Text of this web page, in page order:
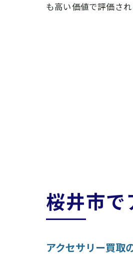
も高い価値で評価さ
桜井市
アクセサリー買取